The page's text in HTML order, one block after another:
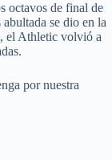
octavos de final de
se dio en la
el Athletic volvió a
por nuestra